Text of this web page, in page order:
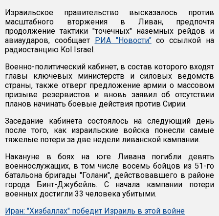
Израильское правительство высказалось против
масштабного вторжения в Ливан, предпочтя
продолжение тактики "точечных" наземных рейдов и
авиаударов, сообщает РИА "Новости"со ссылкой на
радиостанцию Kol Israel.
Военно-политический кабинет, в состав которого входят
главы ключевых министерств и силовых ведомств
страны, также отверг предложение армии о массовом
призыве резервистов и вновь заявил об отсутствии
планов начинать боевые действия против Сирии.
Заседание кабинета состоялось на следующий день
после того, как израильские войска понесли самые
тяжелые потери за две недели ливанской кампании.
Накануне в боях на юге Ливана погибли девять
военнослужащих, в том числе восемь бойцов из 51-го
батальона бригады "Голани", действовавшего в районе
города Бинт-Джубейль. С начала кампании потери
военных достигли 33 человека убитыми.
Иран: "Хизбаллах" победит Израиль в этой войне